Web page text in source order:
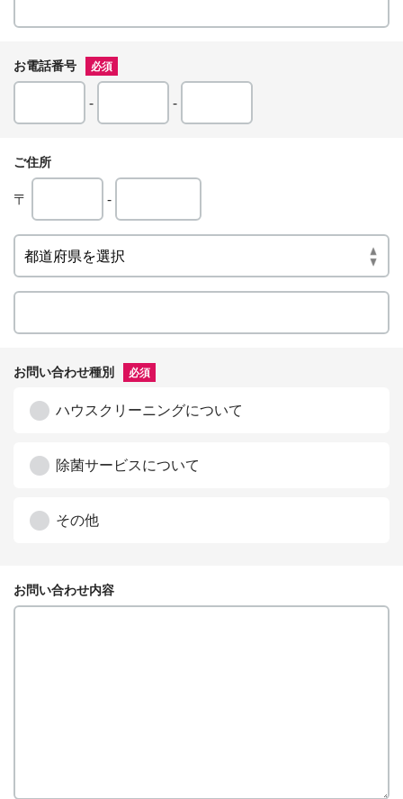
お電話番号 必須
- -
ご住所
〒 -
お問い合わせ種別 必須
ハウスクリーニングについて
除菌サービスについて
その他
お問い合わせ内容